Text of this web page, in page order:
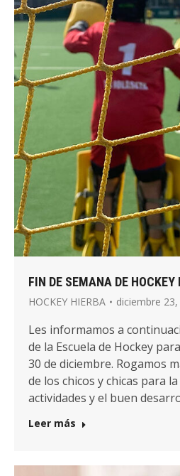
FIN DE SEMANA DE HOCKEY
HOCKEY HIERBA diciembre
Les informamos a
de la Escuela de Hockey
30 de diciembre. Rogamos
de los chicos y chicas para
actividades y el buen
Leer más